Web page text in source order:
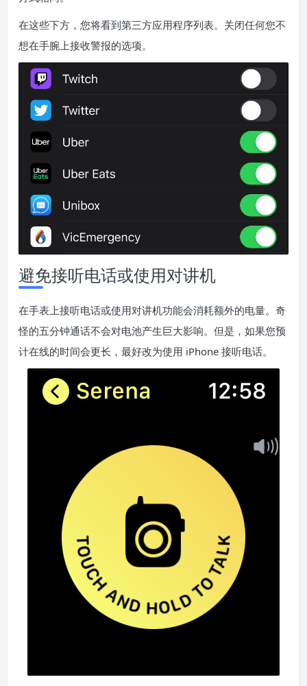
在这些下方，您将看到第三方应用程序列表。关闭任何您不
想在手腕上接收警报的选项。
避免接听电话或使用对讲机
在手表上接听电话或使用对讲机功能会消耗额外的电量。奇
怪的五分钟通话不会对电池产生巨大影响。但是，如果您预
计在线的时间会更长，最好改为使用 iPhone 接听电话。